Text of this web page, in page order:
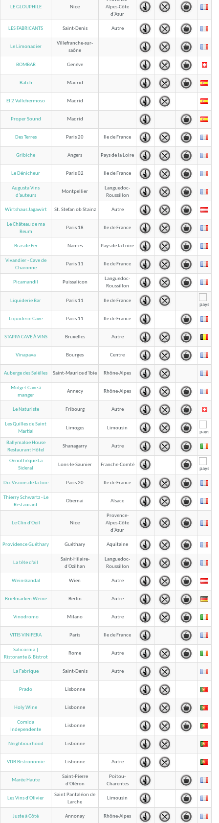
LE GLOUPHILE Nice
Alpes-Côte
d'Azur
LES FABRICANTS Saint-Denis Autre
Le Limonadier
Villefranche-sur-
saône
BOMBAR Genève
Batch Madrid
El 2 Vallehermoso Madrid
Proper Sound Madrid
Des Terres Paris 20 Ile de France
Gribiche Angers Pays de la Loire
Le Dénicheur Paris 02 Ile de France
Augusta Vins
d’auteurs
Montpellier
Languedoc-
Roussillon
Wirtshaus Jagawirt St. Stefan ob Stainz Autre
Le Château de ma
Reum
Paris 18 Ile de France
Bras de Fer Nantes Pays de la Loire
Vivandier - Cave de
Charonne
Paris 11 Ile de France
Picamandil Puissalicon
Languedoc-
Roussillon
Liquiderie Bar Paris 11 Ile de France
Liquiderie Cave Paris 11 Ile de France
STAPPA CAVE À VINS Bruxelles Autre
Vinapava Bourges Centre
Auberge des Salèlles Saint-Maurice d'Ibie Rhône-Alpes
Midget Cave à
manger
Annecy Rhône-Alpes
Le Naturiste Fribourg Autre
Les Quilles de Saint
Martial
Limoges Limousin
Ballymaloe House
Restaurant Hôtel
Shanagarry Autre
Oenothèque La
Sideral
Lons-le-Saunier Franche-Comté
Dix Visions de la Joie Paris 20 Ile de France
Thierry Schwartz - Le
Restaurant
Obernai Alsace
Le Clin d'Oeil Nice
Provence-
Alpes-Côte
d'Azur
Providence Guéthary Guéthary Aquitaine
La tête d'ail
Saint-Hilaire-
d'Ozilhan
Languedoc-
Roussillon
Weinskandal Wien Autre
Briefmarken Weine Berlin Autre
Vinodromo Milano Autre
VITIS VINIFERA Paris Ile de France
Salicornia |
Ristorante & Bistrot
Rome Autre
La Fabrique Saint-Denis Autre
Prado Lisbonne
Holy Wine Lisbonne
Comida
Independente
Lisbonne
Neighbourhood Lisbonne
VDB Bistronomie Lisbonne Autre
Marée Haute
Saint-Pierre
d'Oléron
Poitou-
Charentes
Les Vins d'Olivier
Saint Pantaléon de
Larche
Limousin
Juste à Côté Annonay Rhône-Alpes